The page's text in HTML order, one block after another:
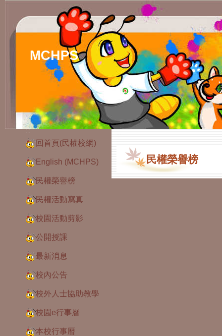
MCHPS
:::
回首頁(民權校網)
English (MCHPS)
民權榮譽榜
民權活動寫真
校園活動剪影
公開授課
最新消息
校內公告
校外人士協助教學
校園e行事曆
本校行事曆
:::
民權榮譽榜